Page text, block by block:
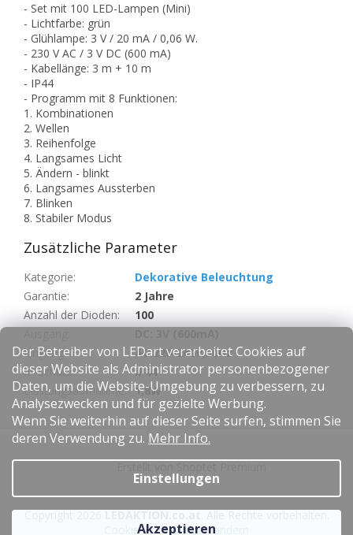
Der Betreiber von LEDart verarbeitet Cookies auf
dieser Website als Administrator personenbezogener
Daten, um die Website-Umgebung zu verbessern, zu
Analysezwecken und für gezielte Werbung.
Wenn Sie weiterhin auf dieser Seite surfen, stimmen Sie
deren Verwendung zu. Mehr Info.
Einstellungen
Akzeptieren
- Set mit 100 LED-Lampen (Mini)
- Lichtfarbe: grün
- Glühlampe: 3 V / 20 mA / 0,06 W.
- 230 V AC / 3 V DC (600 mA)
- Kabellänge: 3 m + 10 m
- IP44
- Programm mit 8 Funktionen:
1. Kombinationen
2. Wellen
3. Reihenfolge
4. Langsames Licht
5. Ändern - blinkt
6. Langsames Aussterben
7. Blinken
8. Stabiler Modus
Zusätzliche Parameter
Kategorie:
Dekorative Beleuchtung
Garantie:
2 Jahre
Anzahl der Dioden:
100
Eingang:
AC:220-240V,50Hz
IP-Schutz:
IP44
Leistungsaufnahme: 1,8W
Copyright 2026LEDAKTION.co.at. Alle Rechte vorbehalten.
Cookie-Einstellungen ändern